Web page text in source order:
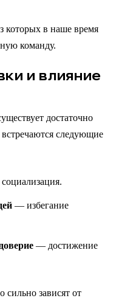
которых в наше время
команду.
и влияние
достаточно
следующие
— избегание
— достижение
зависят от